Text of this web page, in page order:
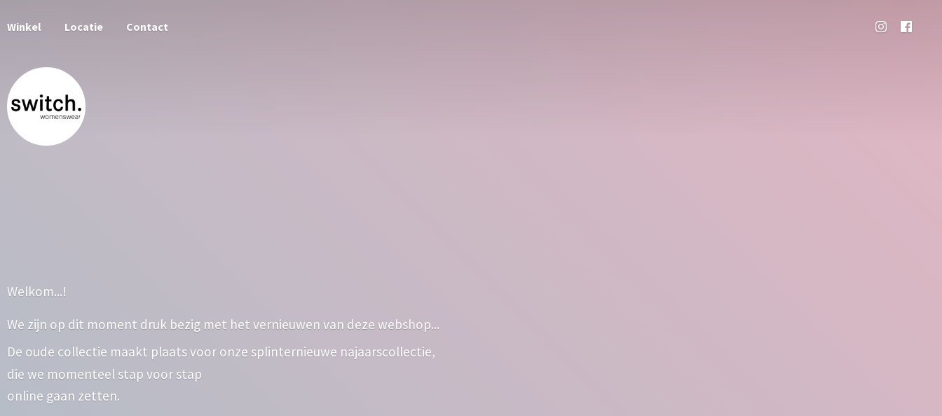
Winkel Locatie Contact
Welkom...!
We zijn op dit moment druk bezig met het vernieuwen van deze webshop...
De oude collectie maakt plaats voor onze splinternieuwe najaarscollectie,
die we momenteel stap voor stap
online gaan zetten.